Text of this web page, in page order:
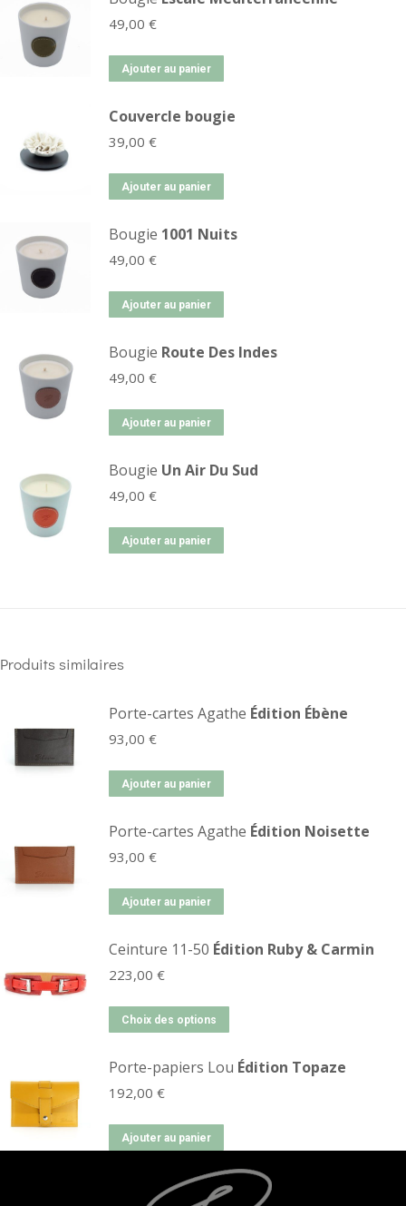
49,00 €
Ajouter au panier
Couvercle bougie
39,00 €
Ajouter au panier
Bougie 1001 Nuits
49,00 €
Ajouter au panier
Bougie Route Des Indes
49,00 €
Ajouter au panier
Bougie Un Air Du Sud
49,00 €
Ajouter au panier
Produits similaires
Porte-cartes Agathe Édition Ébène
93,00 €
Ajouter au panier
Porte-cartes Agathe Édition Noisette
93,00 €
Ajouter au panier
Ceinture 11-50 Édition Ruby & Carmin
223,00 €
Choix des options
Porte-papiers Lou Édition Topaze
192,00 €
Ajouter au panier